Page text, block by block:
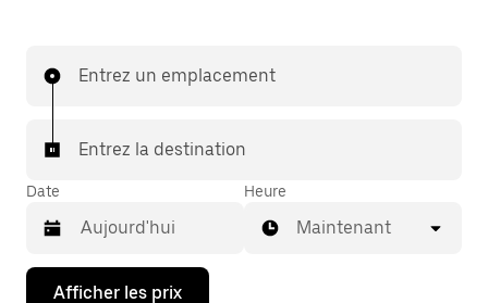
Entrez un emplacement
Entrez la destination
Date
Appuyez
Heure
Maintenant
Afficher les prix